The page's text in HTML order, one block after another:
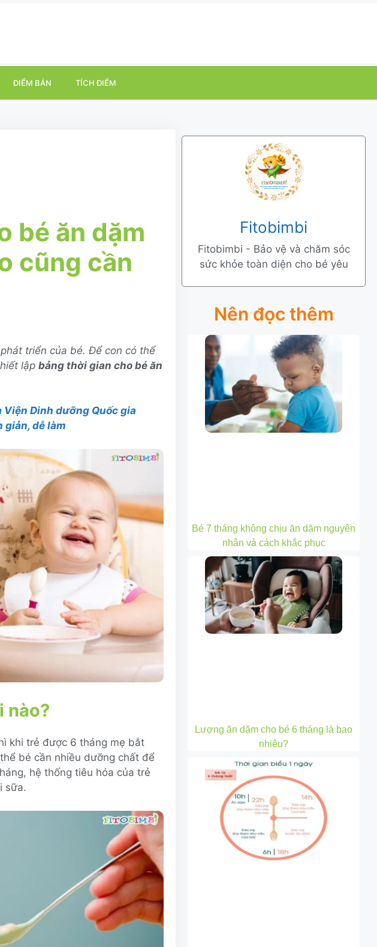
ĐIỂM BÁN TÍCH ĐIỂM
bé ăn dặm
cũng cần
triển của bé. Để con có thể
lập bảng thời gian cho bé ăn
Dinh dưỡng Quốc gia
giản, dễ làm
nào?
khi trẻ được 6 tháng mẹ bắt
bé cần nhiều dưỡng chất để
hệ thống tiêu hóa của trẻ
sữa.
Fitobimbi
Fitobimbi - Bảo vệ và chăm sóc
sức khỏe toàn diện cho bé yêu
Nên đọc thêm
Bé 7 tháng không chịu ăn dặm nguyên
nhân và cách khắc phục
Lượng ăn dặm cho bé 6 tháng là bao
nhiêu?